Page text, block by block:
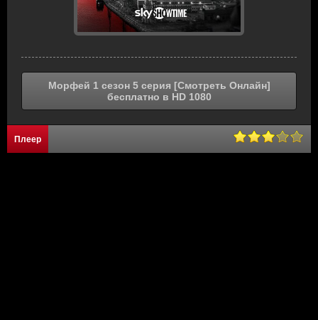
Морфей 1 сезон 5 серия [Смотреть Онлайн]
бесплатно в HD 1080
Плеер